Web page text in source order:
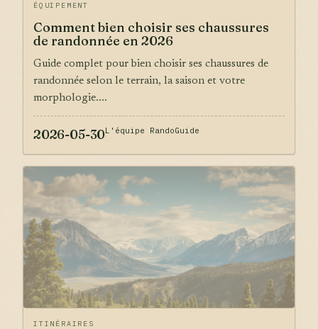
ÉQUIPEMENT
Comment bien choisir ses chaussures
de randonnée en 2026
Guide complet pour bien choisir ses chaussures de
randonnée selon le terrain, la saison et votre
morphologie....
2026-05-30L'équipe RandoGuide
ITINÉRAIRES